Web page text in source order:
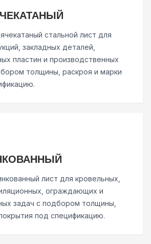
стальной лист для
закладных деталей,
пластин и производственных
толщины, раскроя и марки
лист для кровельных,
ограждающих и
задач с подбором толщины,
под спецификацию.